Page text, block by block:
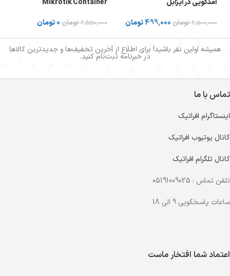
آمدگویی در ایزابل
2,500,000 تومان 499,000تومان
Mikrotik Container
2,550,000 تومان 0تومان
همیشه اولین نفر باشید! برای اطلاع از آخرین تخفیف‌ها و جدیدترین کالاها
در خبرنامه ثبت‌نام کنید.
تماس با ما
اینستاگرام افراتیک
کانال یوتیوب افراتیک
کانال تلگرام افراتیک
تلفن تماس : 05191009025
ساعات پاسخگویی 9 الی 18
اعتماد شما افتخار ماست